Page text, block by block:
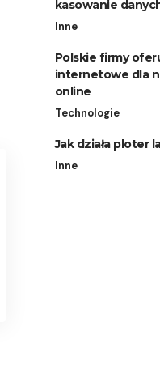
kasowanie
Inne
Polskie firmy
internetowe dla
online
Technologie
Jak działa ploter
Inne